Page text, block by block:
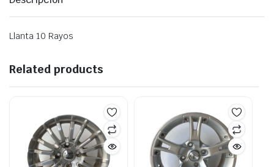
Llanta 10 Rayos
Related products